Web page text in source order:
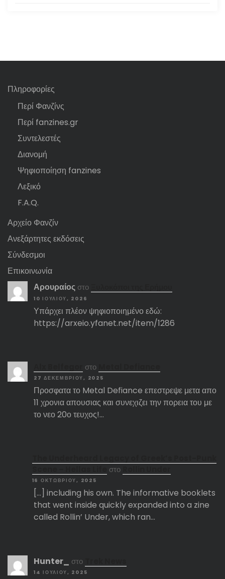
Πληροφορίες
Περί Φανζίνς
Περί fanzines.gr
Συντελεστές
Διανομή
Ψηφιοποίηση fanzines
Λεξικό
F.A.Q.
Αρχείο Φανζίν
Ανεξάρτητες εκδόσεις
Σύνδεσμοι
Επικοινωνία
Αρουραίος στο
10 ΙΟΥΛΊΟΥ, 2026
Υπάρχει πλέον ψηφιοποιημένο εδώ:
https://arxeio.yfanet.net/item/1286
στο
27 ΔΕΚΕΜΒΡΊΟΥ, 2025
Προσφατα το Metal Defiance επεστρεψε μετα απο
11 χρονια απουσιας και συνεχιζει την πορεια του με
το νεο 20ο τευχος!…
στο
16 ΟΚΤΩΒΡΊΟΥ, 2025
[…] including his own. The informative booklets
that went inside quickly expanded into a zine
called Rollin’ Under, which ran…
Hunter_ στο
14 ΙΟΥΛΊΟΥ, 2025